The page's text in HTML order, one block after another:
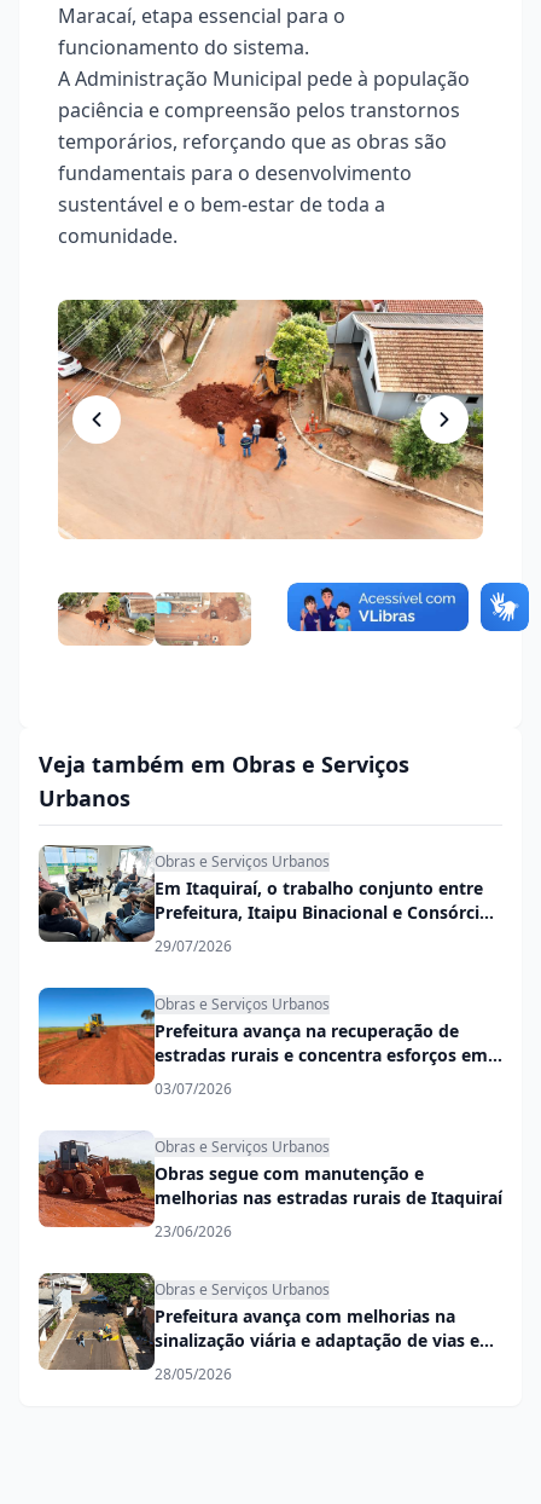
Maracaí, etapa essencial para o
funcionamento do sistema.
A Administração Municipal pede à população
paciência e compreensão pelos transtornos
temporários, reforçando que as obras são
fundamentais para o desenvolvimento
sustentável e o bem-estar de toda a
comunidade.
Veja também em Obras e Serviços
Urbanos
Obras e Serviços Urbanos
Em Itaquiraí, o trabalho conjunto entre
Prefeitura, Itaipu Binacional e Consórcio
Conisul garante mais desenvolvimento
29/07/2026
Obras e Serviços Urbanos
Prefeitura avança na recuperação de
estradas rurais e concentra esforços em
trechos mais críticos
03/07/2026
Obras e Serviços Urbanos
Obras segue com manutenção e
melhorias nas estradas rurais de Itaquiraí
23/06/2026
Obras e Serviços Urbanos
Prefeitura avança com melhorias na
sinalização viária e adaptação de vias em
mão única
28/05/2026